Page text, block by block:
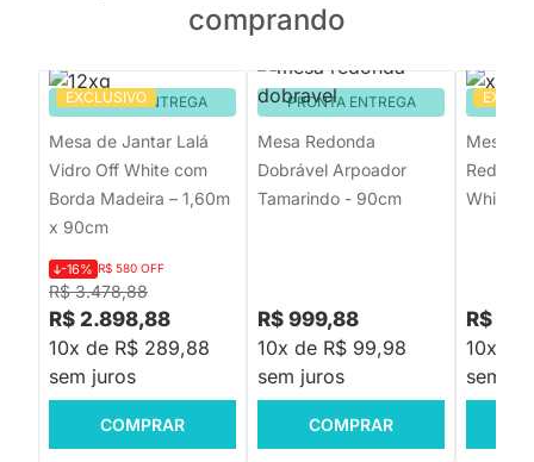
comprando
EXCLUSIVO
PRONTA ENTREGA
Mesa de Jantar Lalá
Vidro Off White com
Borda Madeira – 1,60m
x 90cm
R$ 3.478,88
-16% R$ 580 OFF
R$ 2.898,88
10x de R$ 289,88
sem juros
COMPRAR
PRONTA ENTREGA
Mesa Redonda
Dobrável Arpoador
Tamarindo - 90cm
R$ 999,88
10x de R$ 99,98
sem juros
COMPRAR
Mesa
White -
R$
10x de
sem